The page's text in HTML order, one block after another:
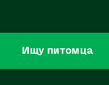
Ищу питомца